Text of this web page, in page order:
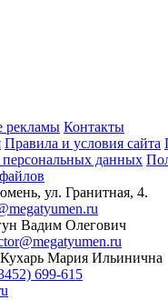
рекламы Контакты
Правила и условия сайта
данных
ул. Гранитная, 4.
Вадим Олегович
Кухарь Мария Ильинична
699-615